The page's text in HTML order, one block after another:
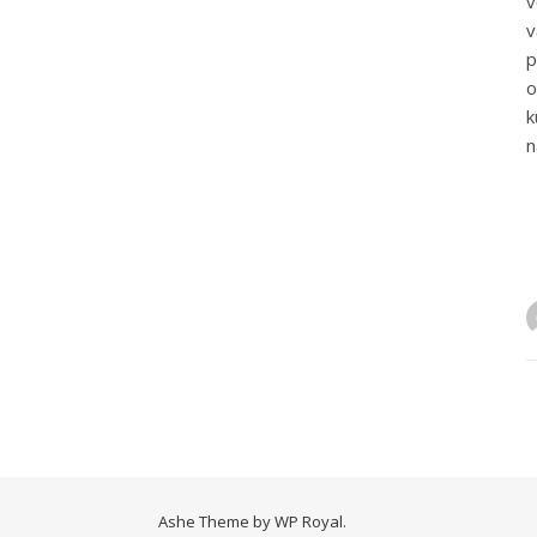
Ashe Theme byWP Royal.